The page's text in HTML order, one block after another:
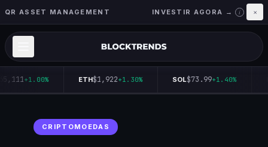
QR ASSET MANAGEMENT INVESTIR AGORA → i ×
+1.00% ETH$1,922+1.30% SOL$73.99+1.40%
CRIPTOMOEDAS